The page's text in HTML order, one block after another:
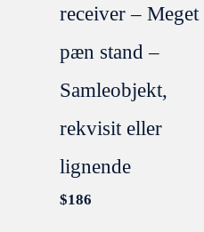
receiver – Meget
pæn stand –
Samleobjekt,
rekvisit eller
lignende
$186